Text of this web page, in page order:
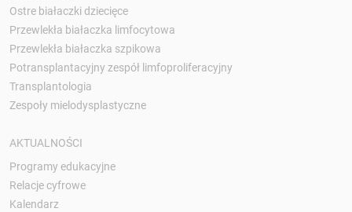
Ostre białaczki dziecięce
Przewlekła białaczka limfocytowa
Przewlekła białaczka szpikowa
Potransplantacyjny zespół limfoproliferacyjny
Transplantologia
Zespoły mielodysplastyczne
AKTUALNOŚCI
Programy edukacyjne
Relacje cyfrowe
Kalendarz